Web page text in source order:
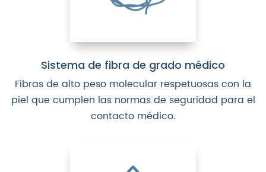
Sistema de fibra de grado médico
Fibras de alto peso molecular respetuosas con la
piel que cumplen las normas de seguridad para el
contacto médico.